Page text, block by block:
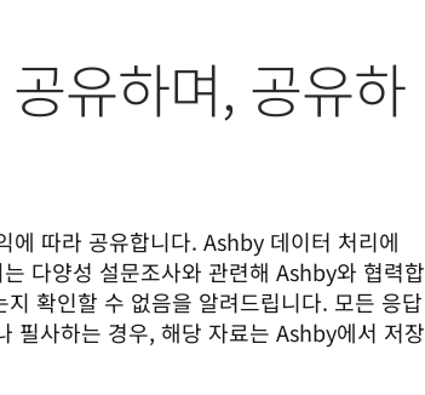
유하며, 공유하
에 따라 공유합니다. Ashby 데이터 처리에
다양성 설문조사와 관련해 Ashby와 협력합
확인할 수 없음을 알려드립니다. 모든 응답
필사하는 경우, 해당 자료는 Ashby에서 저장